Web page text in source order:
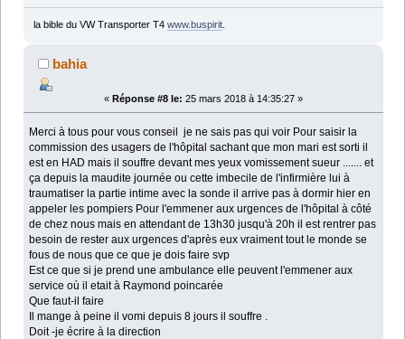
la bible du VW Transporter T4 www.buspirit.
bahia
« Réponse #8 le: 25 mars 2018 à 14:35:27 »
Merci à tous pour vous conseil je ne sais pas qui voir Pour saisir la
commission des usagers de l'hôpital sachant que mon mari est sorti il
est en HAD mais il souffre devant mes yeux vomissement sueur ....... et
ça depuis la maudite journée ou cette imbecile de l'infirmière lui à
traumatiser la partie intime avec la sonde il arrive pas à dormir hier en
appeler les pompiers Pour l'emmener aux urgences de l'hôpital à côté
de chez nous mais en attendant de 13h30 jusqu'à 20h il est rentrer pas
besoin de rester aux urgences d'après eux vraiment tout le monde se
fous de nous que ce que je dois faire svp
Est ce que si je prend une ambulance elle peuvent l'emmener aux
service où il etait à Raymond poincarée
Que faut-il faire
Il mange à peine il vomi depuis 8 jours il souffre .
Doit -je écrire à la direction